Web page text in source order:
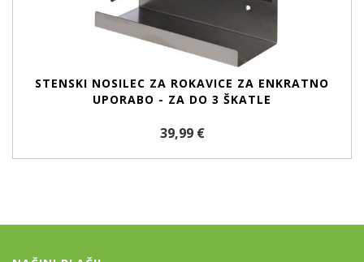
STENSKI NOSILEC ZA ROKAVICE ZA ENKRATNO
UPORABO - ZA DO 3 ŠKATLE
39,99 €